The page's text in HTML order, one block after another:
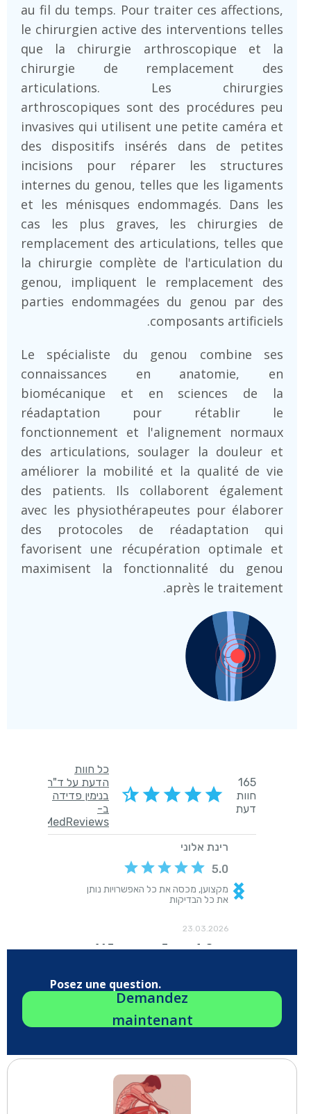
au fil du temps. Pour traiter ces affections,
le chirurgien active des interventions telles
que la chirurgie arthroscopique et la
chirurgie de remplacement des
articulations. Les chirurgies
arthroscopiques sont des procédures peu
invasives qui utilisent une petite caméra et
des dispositifs insérés dans de petites
incisions pour réparer les structures
internes du genou, telles que les ligaments
et les ménisques endommagés. Dans les
cas les plus graves, les chirurgies de
remplacement des articulations, telles que
la chirurgie complète de l'articulation du
genou, impliquent le remplacement des
parties endommagées du genou par des
composants artificiels.
Le spécialiste du genou combine ses
connaissances en anatomie, en
biomécanique et en sciences de la
réadaptation pour rétablir le
fonctionnement et l'alignement normaux
des articulations, soulager la douleur et
améliorer la mobilité et la qualité de vie
des patients. Ils collaborent également
avec les physiothérapeutes pour élaborer
des protocoles de réadaptation qui
favorisent une récupération optimale et
maximisent la fonctionnalité du genou
après le traitement.
Posez une question.
Demandez
maintenant